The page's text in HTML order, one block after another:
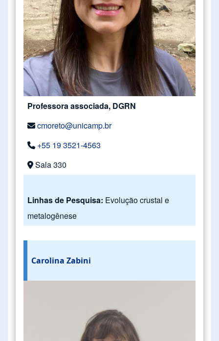
Professora associada, DGRN
cmoreto@unicamp.br
+55 19 3521-4563
Sala 330
Linhas de Pesquisa: Evolução crustal e
metalogênese
Carolina Zabini